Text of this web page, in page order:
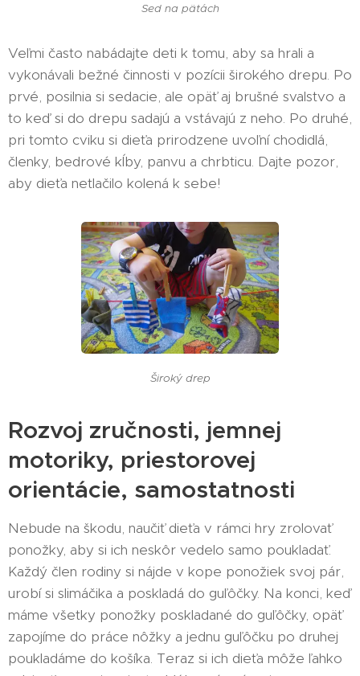
Sed na pätách
Veľmi často nabádajte deti k tomu, aby sa hrali a
vykonávali bežné činnosti v pozícii širokého drepu. Po
prvé, posilnia si sedacie, ale opäť aj brušné svalstvo a
to keď si do drepu sadajú a vstávajú z neho. Po druhé,
pri tomto cviku si dieťa prirodzene uvoľní chodidlá,
členky, bedrové kĺby, panvu a chrbticu. Dajte pozor,
aby dieťa netlačilo kolená k sebe!
Široký drep
Rozvoj zručnosti, jemnej
motoriky, priestorovej
orientácie, samostatnosti
Nebude na škodu, naučiť dieťa v rámci hry zrolovať
ponožky, aby si ich neskôr vedelo samo poukladať.
Každý člen rodiny si nájde v kope ponožiek svoj pár,
urobí si slimáčika a poskladá do guľôčky. Na konci, keď
máme všetky ponožky poskladané do guľôčky, opäť
zapojíme do práce nôžky a jednu guľôčku po druhej
poukladáme do košíka. Teraz si ich dieťa môže ľahko